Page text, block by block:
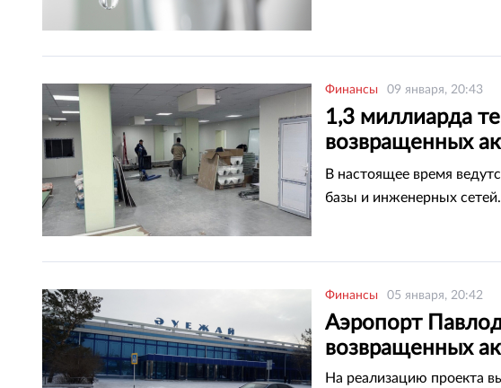
Финансы 09 января, 20:43
1,3 миллиарда
возвращенных
больницы в СКО
В настоящее время
базы и инженерных сетей.
Финансы 05 января, 20:42
Аэропорт
возвращенных
На реализацию проекта